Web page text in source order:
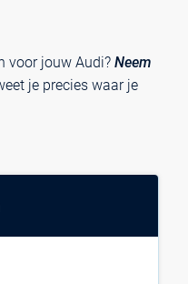
voor jouw Audi? Neem
je precies waar je